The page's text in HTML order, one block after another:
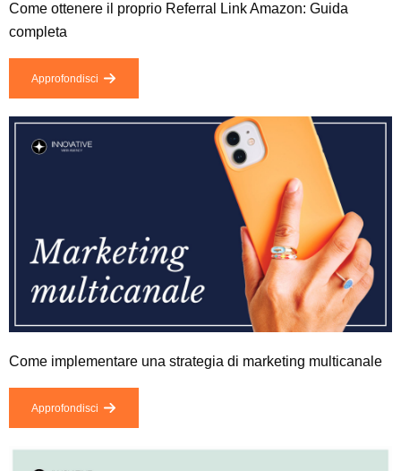
Come ottenere il proprio Referral Link Amazon: Guida
completa
Approfondisci
Come implementare una strategia di marketing multicanale
Approfondisci